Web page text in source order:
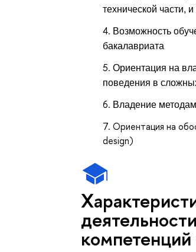
технической части,
Возможность
бакалавриата
Ориентация на
поведения в
Владение
Ориентация на
design)